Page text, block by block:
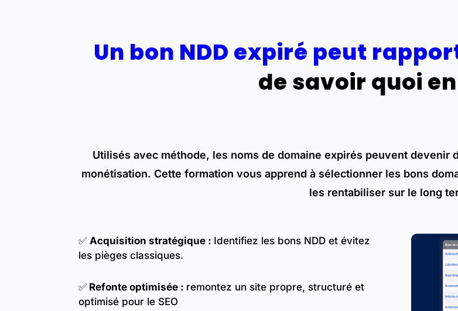
Un bon NDD expiré peut
de savoir quoi
Utilisés avec méthode, les noms de domaine expirés peuvent devenir
monétisation. Cette formation vous apprend à sélectionner les bons
les rentabiliser sur le long
✅ Acquisition stratégique : Identifiez les bons NDD et évitez
les pièges classiques.
✅ Refonte optimisée : remontez un site propre, structuré et
optimisé pour le SEO